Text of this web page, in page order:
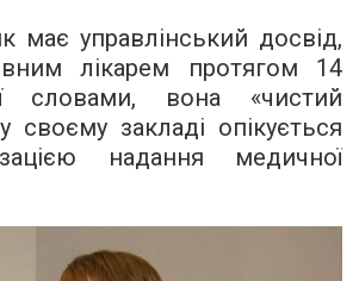
має управлінський досвід,
лікарем протягом 14
словами, вона «чистий
своєму закладі опікується
надання медичної